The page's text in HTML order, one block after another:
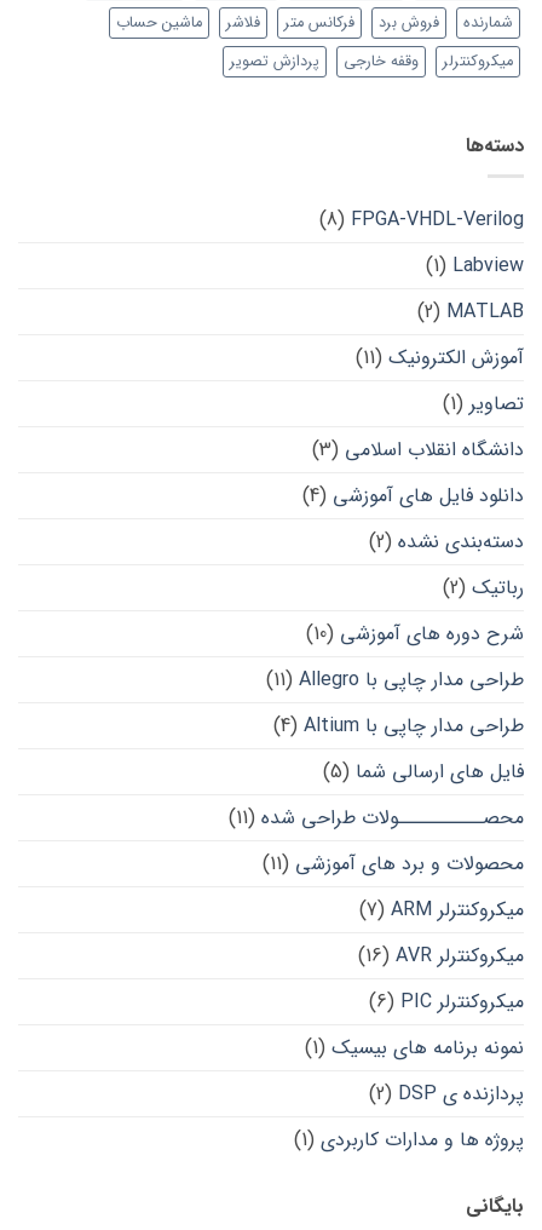
شمارنده
فروش برد فرکانس متر فلاشر
ماشین حساب
میکروکنترلر
وقفه خارجی پردازش تصویر
دسته‌ها
FPGA-VHDL-Verilog
(8)
Labview
(1)
MATLAB
(2)
آموزش الکترونیک (11)
تصاویر (1)
دانشگاه انقلاب اسلامی (3)
دانلود فایل های آموزشی (4)
دسته‌بندی نشده (2)
رباتیک (2)
شرح دوره های آموزشی (10)
طراحی مدار چاپی با Allegro
(11)
طراحی مدار چاپی با Altium
(4)
فایل های ارسالی شما (5)
محصــــــــــولات طراحی شده (11)
محصولات و برد های آموزشی (11)
میکروکنترلر ARM
(7)
میکروکنترلر AVR
(16)
میکروکنترلر PIC
(6)
نمونه برنامه های بیسیک (1)
پردازنده ی DSP
(2)
پروژه ها و مدارات کاربردی (1)
بایگانی